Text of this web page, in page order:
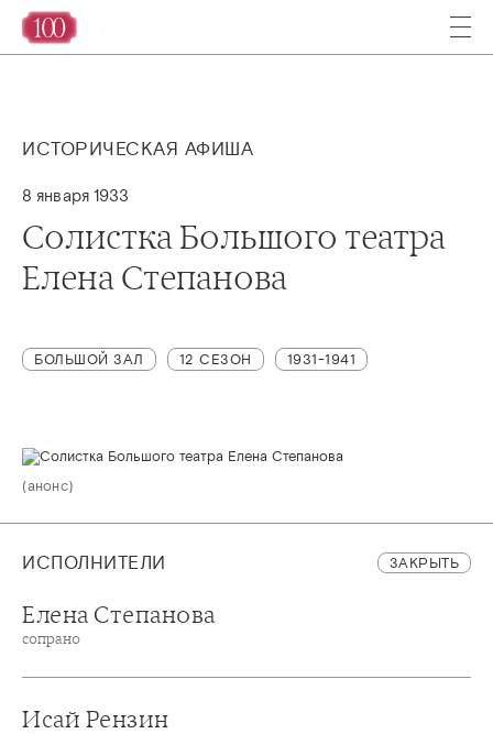
ИСТОРИЧЕСКАЯ АФИША
8 января 1933
Солистка Большого театра
Елена Степанова
БОЛЬШОЙ ЗАЛ 12 СЕЗОН 1931-1941
(анонс)
ИСПОЛНИТЕЛИ ЗАКРЫТЬ
Елена Степанова
сопрано
Исай Рензин